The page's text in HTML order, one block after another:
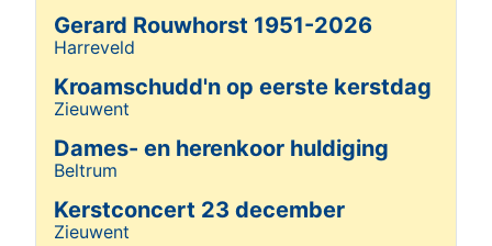
Gerard Rouwhorst 1951-2026
Details
Harreveld
Kroamschudd'n op eerste kerstdag
Details
Zieuwent
Dames- en herenkoor huldiging
Details
Beltrum
Kerstconcert 23 december
Details
Zieuwent